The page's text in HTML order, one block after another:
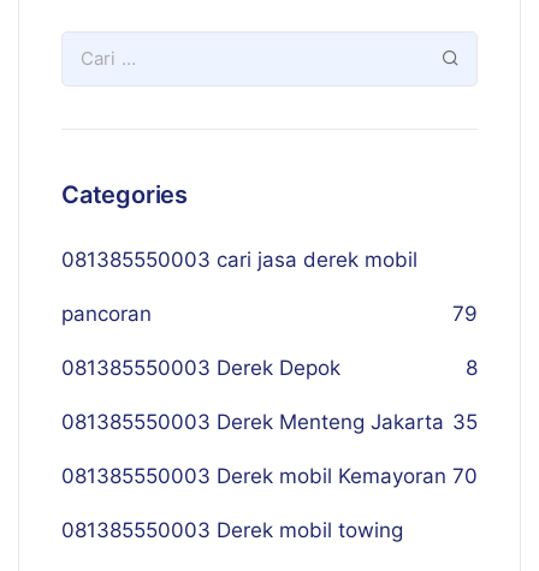
Categories
081385550003 cari jasa derek mobil
pancoran 79
081385550003 Derek Depok 8
081385550003 Derek Menteng Jakarta 35
081385550003 Derek mobil Kemayoran 70
081385550003 Derek mobil towing